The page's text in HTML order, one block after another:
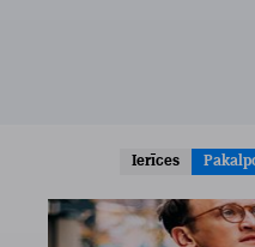
Ierīces